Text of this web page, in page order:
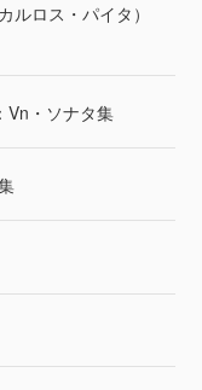
ルロス・パイタ）
・ソナタ集